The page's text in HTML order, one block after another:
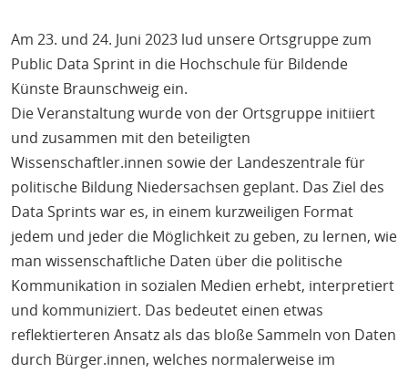
Am 23. und 24. Juni 2023 lud unsere Ortsgruppe zum
Public Data Sprint in die Hochschule für Bildende
Künste Braunschweig ein.
Die Veranstaltung wurde von der Ortsgruppe initiiert
und zusammen mit den beteiligten
Wissenschaftler.innen sowie der Landeszentrale für
politische Bildung Niedersachsen geplant. Das Ziel des
Data Sprints war es, in einem kurzweiligen Format
jedem und jeder die Möglichkeit zu geben, zu lernen, wie
man wissenschaftliche Daten über die politische
Kommunikation in sozialen Medien erhebt, interpretiert
und kommuniziert. Das bedeutet einen etwas
reflektierteren Ansatz als das bloße Sammeln von Daten
durch Bürger.innen, welches normalerweise im